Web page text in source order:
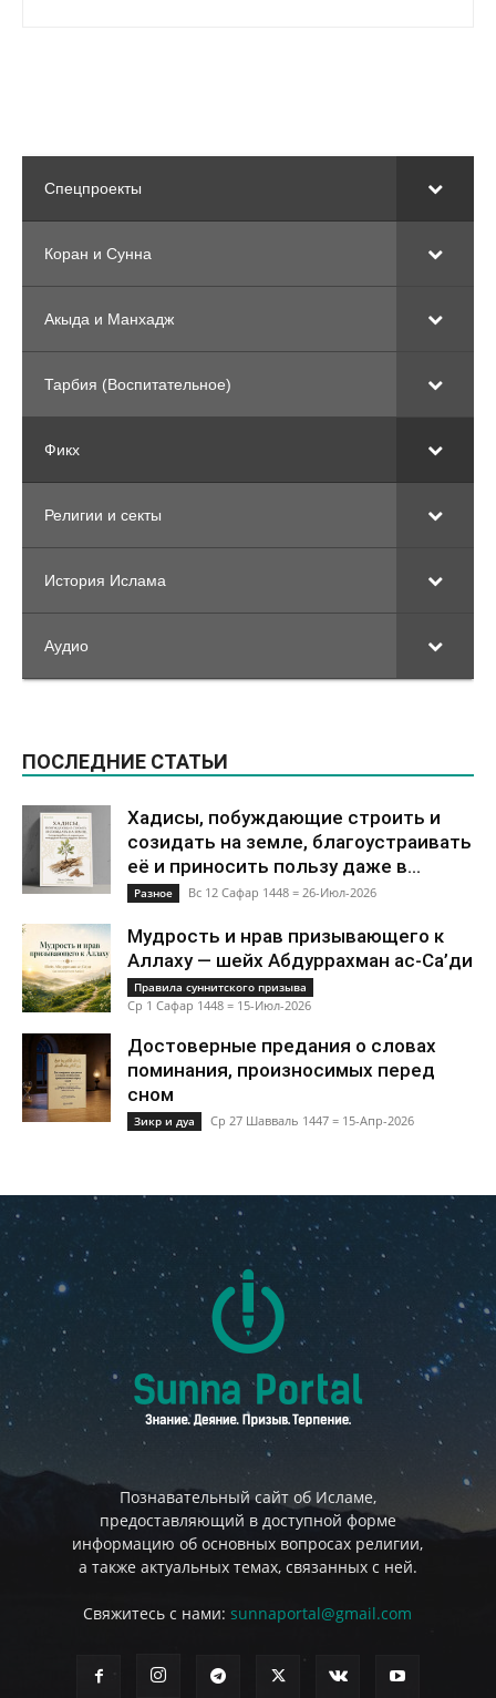
Спецпроекты
Коран и Сунна
Акыда и Манхадж
Тарбия (Воспитательное)
Фикх
Религии и секты
История Ислама
Аудио
ПОСЛЕДНИЕ СТАТЬИ
Хадисы, побуждающие строить и
созидать на земле, благоустраивать
её и приносить пользу даже в...
Разное Вс 12 Сафар 1448 = 26-Июл-2026
Мудрость и нрав призывающего к
Аллаху — шейх Абдуррахман ас-Са’ди
Правила суннитского призыва
Ср 1 Сафар 1448 = 15-Июл-2026
Достоверные предания о словах
поминания, произносимых перед
сном
Зикр и дуа Ср 27 Шавваль 1447 = 15-Апр-2026
Познавательный сайт об Исламе,
предоставляющий в доступной форме
информацию об основных вопросах религии,
а также актуальных темах, связанных с ней.
Свяжитесь с нами: sunnaportal@gmail.com